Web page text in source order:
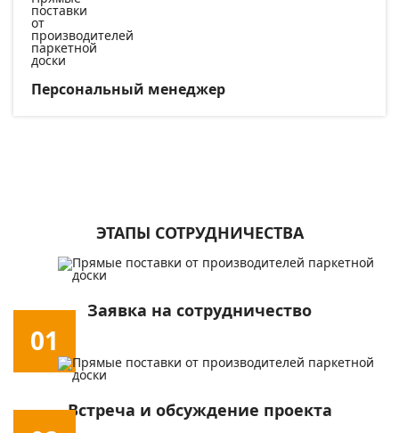
Персональный менеджер
ЭТАПЫ СОТРУДНИЧЕСТВА
01
Заявка на сотрудничество
Встреча и обсуждение проекта